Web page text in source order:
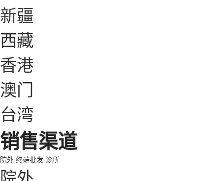
新疆
西藏
香港
澳门
台湾
销售渠道
院外 终端批发 诊所